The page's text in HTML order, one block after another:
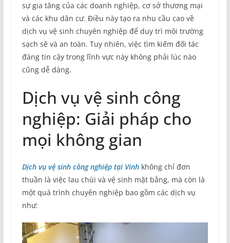
sự gia tăng của các doanh nghiệp, cơ sở thương mại
và các khu dân cư. Điều này tạo ra nhu cầu cao về
dịch vụ vệ sinh chuyên nghiệp để duy trì môi trường
sạch sẽ và an toàn. Tuy nhiên, việc tìm kiếm đối tác
đáng tin cậy trong lĩnh vực này không phải lúc nào
cũng dễ dàng.
Dịch vụ vệ sinh công
nghiệp: Giải pháp cho
mọi không gian
Dịch vụ vệ sinh công nghiệp tại Vinhkhông chỉ đơn
thuần là việc lau chùi và vệ sinh mặt bằng, mà còn là
một quá trình chuyên nghiệp bao gồm các dịch vụ
như: